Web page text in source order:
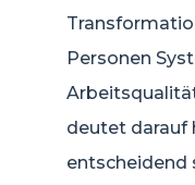
Personen
deutet darauf
entscheidend